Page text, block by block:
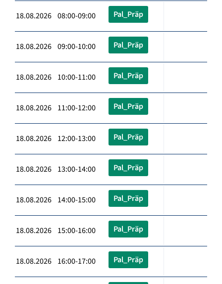
18.08.2026 08:00-09:00 Pal_Präp
18.08.2026 09:00-10:00 Pal_Präp
18.08.2026 10:00-11:00 Pal_Präp
18.08.2026 11:00-12:00 Pal_Präp
18.08.2026 12:00-13:00 Pal_Präp
18.08.2026 13:00-14:00 Pal_Präp
18.08.2026 14:00-15:00 Pal_Präp
18.08.2026 15:00-16:00 Pal_Präp
18.08.2026 16:00-17:00 Pal_Präp